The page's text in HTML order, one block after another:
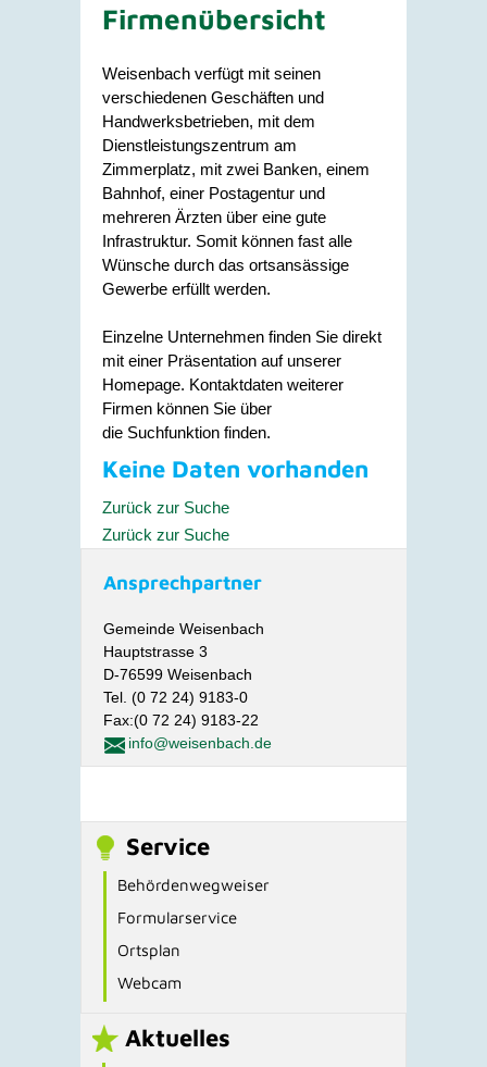
Firmenübersicht
Weisenbach verfügt mit seinen
verschiedenen Geschäften und
Handwerksbetrieben, mit dem
Dienstleistungszentrum am
Zimmerplatz, mit zwei Banken, einem
Bahnhof, einer Postagentur und
mehreren Ärzten über eine gute
Infrastruktur. Somit können fast alle
Wünsche durch das ortsansässige
Gewerbe erfüllt werden.
Einzelne Unternehmen finden Sie direkt
mit einer Präsentation auf unserer
Homepage. Kontaktdaten weiterer
Firmen können Sie über
die Suchfunktion finden.
Keine Daten vorhanden
Zurück zur Suche
Zurück zur Suche
Ansprechpartner
Gemeinde Weisenbach
Hauptstrasse 3
D-76599 Weisenbach
Tel. (0 72 24) 9183-0
Fax:(0 72 24) 9183-22
info@weisenbach.de
Service
Behördenwegweiser
Formularservice
Ortsplan
Webcam
Aktuelles